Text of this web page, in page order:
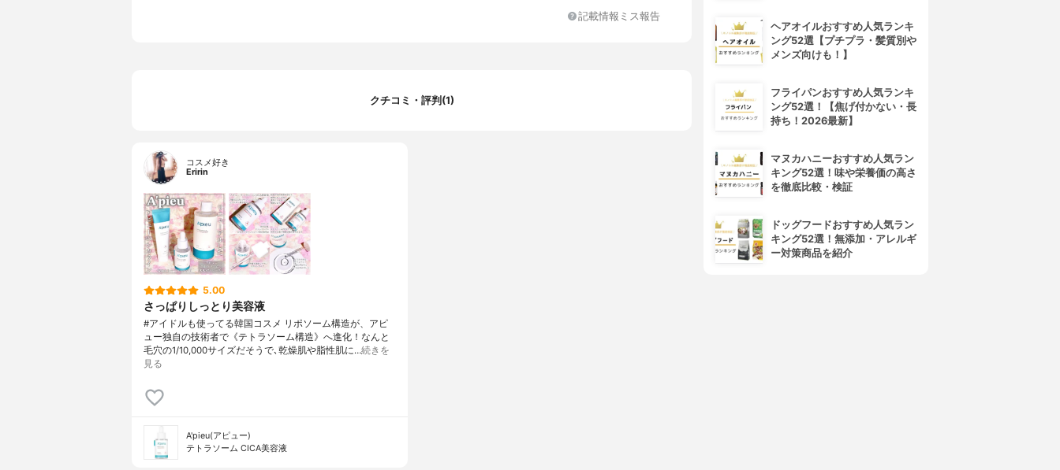
記載情報ミス報告
クチコミ・評判(1)
コスメ好き
Eririn
5.00
さっぱりしっとり美容液
#アイドルも使ってる韓国コスメ リポソーム構造が、アピ
ュー独自の技術者で《テトラソーム構造》へ進化！なんと
毛穴の1/10,000サイズだそうで､乾燥肌や脂性肌に…続きを
見る
A'pieu(アピュー)
テトラソーム CICA美容液
ヘアオイルおすすめ人気ランキ
ング52選【プチプラ・髪質別や
メンズ向けも！】
フライパンおすすめ人気ランキ
ング52選！【焦げ付かない・長
持ち！2026最新】
マヌカハニーおすすめ人気ラン
キング52選！味や栄養価の高さ
を徹底比較・検証
ドッグフードおすすめ人気ラン
キング52選！無添加・アレルギ
ー対策商品を紹介